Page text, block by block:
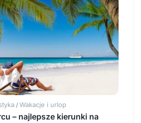
/ Wakacje i urlop
– najlepsze kierunki na